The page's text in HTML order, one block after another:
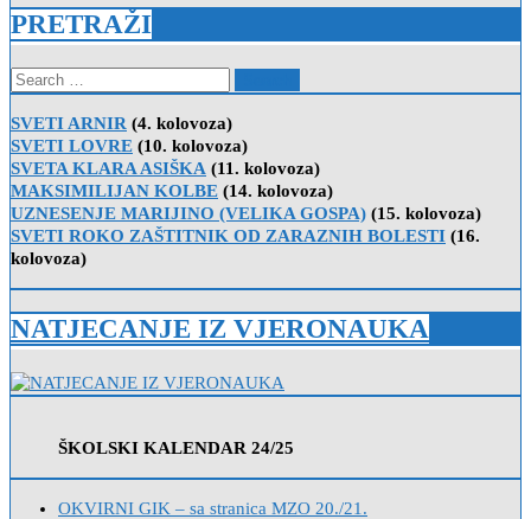
PRETRAŽI
Search
for:
SVETI ARNIR (4. kolovoza)
SVETI LOVRE (10. kolovoza)
SVETA KLARA ASIŠKA (11. kolovoza)
MAKSIMILIJAN KOLBE (14. kolovoza)
UZNESENJE MARIJINO (VELIKA GOSPA) (15. kolovoza)
SVETI ROKO ZAŠTITNIK OD ZARAZNIH BOLESTI (16.
kolovoza)
NATJECANJE IZ VJERONAUKA
ŠKOLSKI KALENDAR 24/25
OKVIRNI GIK – sa stranica MZO 20./21.